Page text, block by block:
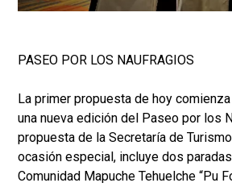
PASEO POR LOS NAUFRAGIOS
La primer propuesta de hoy
una nueva edición del Paseo por los
propuesta de la Secretaría de
ocasión especial, incluye dos
Comunidad Mapuche Tehuelche “Pu